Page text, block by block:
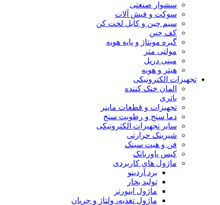
سشوار صنعتی
سوکت و فیش آلات
سیم چین و کابل لخت کن
کف چین
گیره مونتاژ و پایه هویه
مولتی متر
مینی دریل
هیتر و هویه
تجهیزات الکترونیکی
المان خنک کننده
باتری
تجهیزات و قطعات ماینر
دما سنج و رطوبت سنج
سایر تجهیزات الکترونیکی
شیرینک حرارتی
فن و هیت سینک
کیس پاوربانک
ماژول های کاربردی
برد آردینو
تولید بخار
ماژول اینورتر
ماژول تغذیه، ولتاژ و جریان